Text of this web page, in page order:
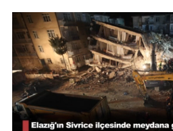
Yüklendi
93.24%